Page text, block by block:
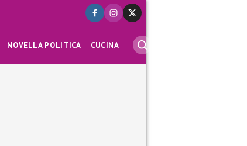
NOVELLA POLITICA CUCINA